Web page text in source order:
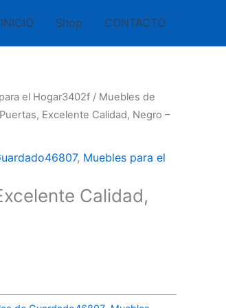
INICIO Shop CONTACTO
el Hogar3402f / Muebles de
Excelente Calidad, Negro –
, Muebles para el
Calidad,